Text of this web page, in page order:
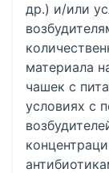
др.) и/или
материала
чашек с
условиях с